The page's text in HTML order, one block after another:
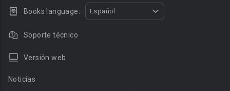
Books language: Español
Soporte técnico
Versión web
Noticias